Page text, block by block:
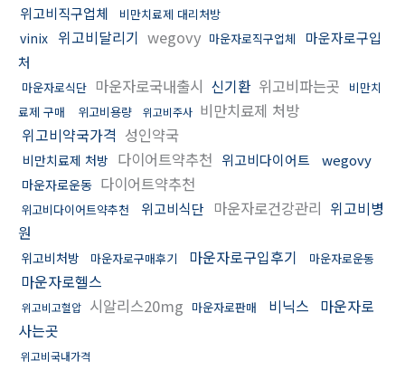
위고비직구업체 비만치료제 대리처방
vinix 위고비달리기 wegovy 마운자로직구업체
마운자로구입
처
마운자로식단 마운자로국내출시 신기환 위고비파는곳
비만치
료제 구매
위고비용량 위고비주사 비만치료제 처방
위고비약국가격 성인약국
비만치료제 처방 다이어트약추천 위고비다이어트 wegovy
마운자로운동 다이어트약추천
위고비다이어트약추천 위고비식단 마운자로건강관리 위고비병
원
위고비처방 마운자로구매후기 마운자로구입후기 마운자로운동
마운자로헬스
위고비고혈압 시알리스20mg 마운자로판매 비닉스 마운자로
사는곳
위고비국내가격